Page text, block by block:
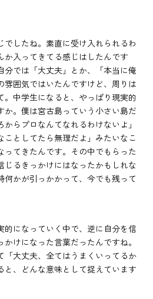
でしたね。素直に受け入れられるわ
か入ってきてる感じはしたんです
分では「大丈夫」とか、「本当に俺
雰囲気ではいたんですけど、周りは
中学生になると、やっぱり現実的
か。僕は宮古島っていう小さい島だ
らプロなんてなれるわけないよ」
ことしてたら無理だよ」みたいなこ
ってきたんです。その中でもらった
じるきっかけにはなったかもしれな
何かが引っかかって、今でも残って
的になっていく中で、逆に自分を信
けになった言葉だったんですね。
「大丈夫、全てはうまくいってるか
と、どんな意味として捉えています